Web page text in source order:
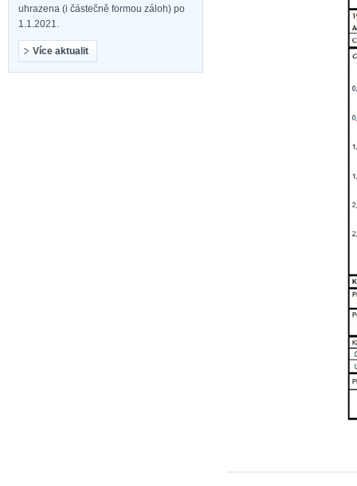
uhrazena (i částečně formou záloh) po
1.1.2021.
Více aktualit